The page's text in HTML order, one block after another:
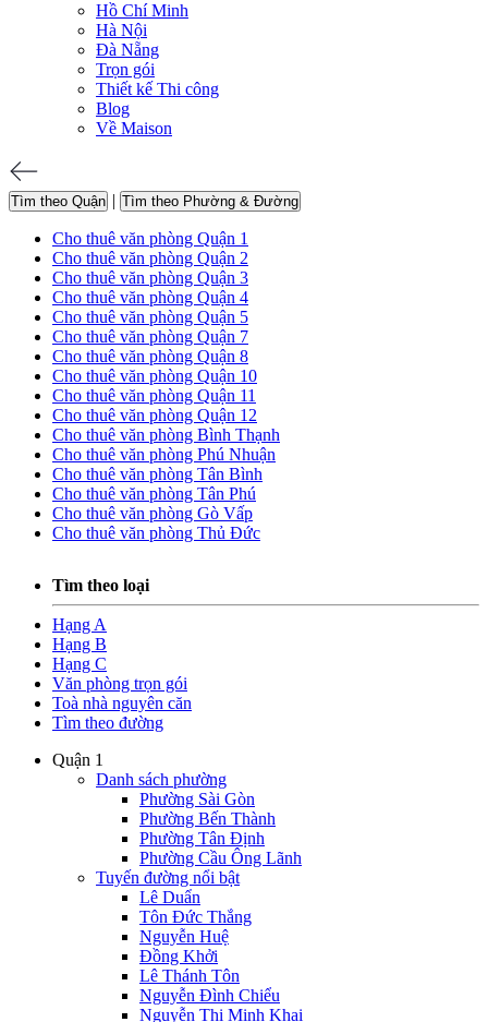
Hồ Chí Minh
Hà Nội
Đà Nẵng
Trọn gói
Thiết kế Thi công
Blog
Về Maison
Tìm theo Quận | Tìm theo Phường & Đường
Cho thuê văn phòng Quận 1
Cho thuê văn phòng Quận 2
Cho thuê văn phòng Quận 3
Cho thuê văn phòng Quận 4
Cho thuê văn phòng Quận 5
Cho thuê văn phòng Quận 7
Cho thuê văn phòng Quận 8
Cho thuê văn phòng Quận 10
Cho thuê văn phòng Quận 11
Cho thuê văn phòng Quận 12
Cho thuê văn phòng Bình Thạnh
Cho thuê văn phòng Phú Nhuận
Cho thuê văn phòng Tân Bình
Cho thuê văn phòng Tân Phú
Cho thuê văn phòng Gò Vấp
Cho thuê văn phòng Thủ Đức
Tìm theo loại
Hạng A
Hạng B
Hạng C
Văn phòng trọn gói
Toà nhà nguyên căn
Tìm theo đường
Quận 1
Danh sách phường
Phường Sài Gòn
Phường Bến Thành
Phường Tân Định
Phường Cầu Ông Lãnh
Tuyến đường nổi bật
Lê Duẩn
Tôn Đức Thắng
Nguyễn Huệ
Đồng Khởi
Lê Thánh Tôn
Nguyễn Đình Chiểu
Nguyễn Thị Minh Khai